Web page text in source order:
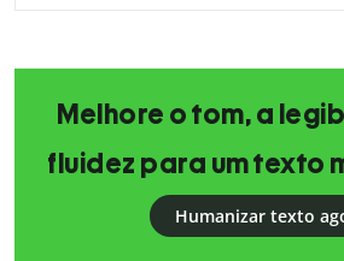
Melhore o tom, a
fluidez para um texto
Humanizar texto